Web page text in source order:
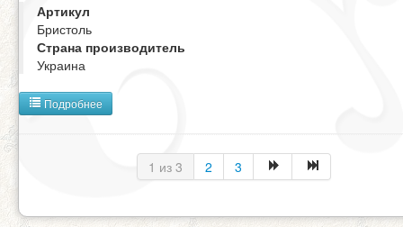
Артикул
Бристоль
Страна производитель
Украина
Подробнее
1 из 3 2 3